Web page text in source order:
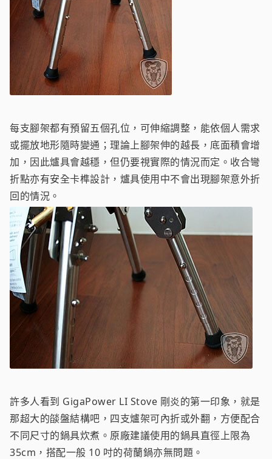
每支腳架都有預留五個孔位，可伸縮調整，能依個人需求
或擺放地形隨時變通；理論上腳架伸的越長，底面積會增
加，因此爐具會越穩，但仍要視實際的情況而定。收合彎
折點亦有安全卡榫設計，爐具使用中不會出現腳架意外折
回的情況。
許多人看到 GigaPower LI Stove 剛炎的第一印象，就是
那超大的燄盤結構吧，四支爐架可內折或外翻，方便配合
不同尺寸的鍋具炊煮。原廠建議使用的鍋具直徑上限為
35cm，搭配一般 10 吋的荷蘭鍋亦無問題。